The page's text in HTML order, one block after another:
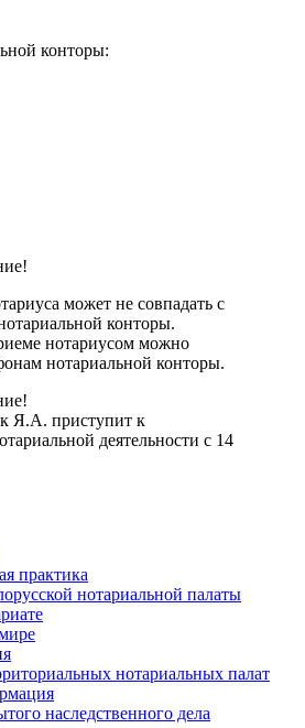
конторы:
может не совпадать с
конторы.
нотариусом можно
нотариальной конторы.
Я.А. приступит к
деятельности с 14
практика
нотариальной палаты
нотариальных палат
наследственного дела